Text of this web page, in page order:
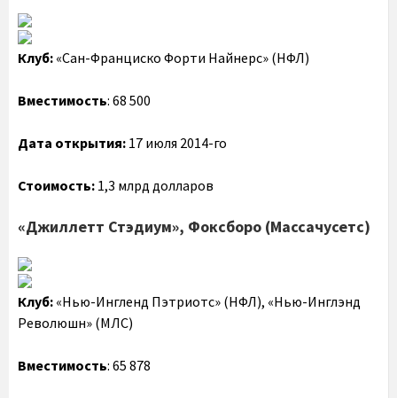
Клуб: «Сан-Франциско Форти Найнерс» (НФЛ)
Вместимость: 68 500
Дата открытия: 17 июля 2014-го
Стоимость: 1,3 млрд долларов
«Джиллетт Стэдиум», Фоксборо (Массачусетс)
Клуб: «Нью-Ингленд Пэтриотс» (НФЛ), «Нью-Инглэнд
Революшн» (МЛС)
Вместимость: 65 878